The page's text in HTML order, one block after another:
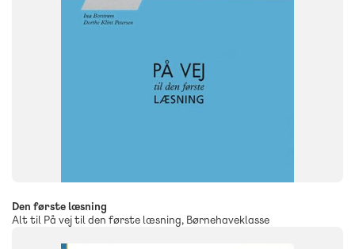
Den første læsning
Alt til På vej til den første læsning, Børnehaveklasse